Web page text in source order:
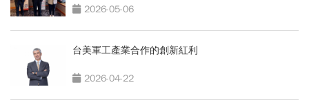
2026-05-06
台美軍工產業合作的創新紅利
2026-04-22